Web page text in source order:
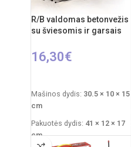
R/B valdomas betonvežis
su šviesomis ir garsais
16,30€
Mašinos dydis: 30.5 × 10 × 15
cm
Pakuotės dydis: 41 × 12 × 17
cm